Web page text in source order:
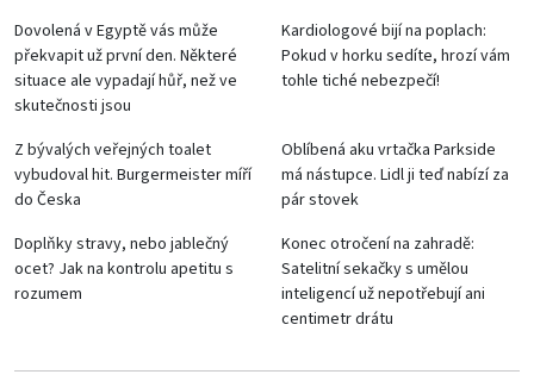
Dovolená v Egyptě vás může
překvapit už první den. Některé
situace ale vypadají hůř, než ve
skutečnosti jsou
Kardiologové bijí na poplach:
Pokud v horku sedíte, hrozí vám
tohle tiché nebezpečí!
Z bývalých veřejných toalet
vybudoval hit. Burgermeister míří
do Česka
Oblíbená aku vrtačka Parkside
má nástupce. Lidl ji teď nabízí za
pár stovek
Doplňky stravy, nebo jablečný
ocet? Jak na kontrolu apetitu s
rozumem
Konec otročení na zahradě:
Satelitní sekačky s umělou
inteligencí už nepotřebují ani
centimetr drátu